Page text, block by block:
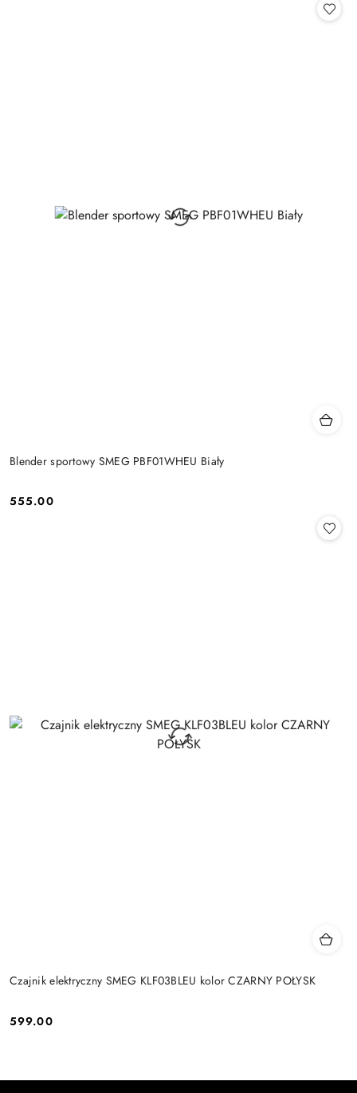
Blender sportowy SMEG PBF01WHEU Biały
Cena:
555.00
Czajnik elektryczny SMEG KLF03BLEU kolor CZARNY POŁYSK
Cena:
599.00